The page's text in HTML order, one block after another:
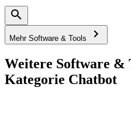
Mehr Software & Tools
Weitere Software &
Kategorie Chatbot